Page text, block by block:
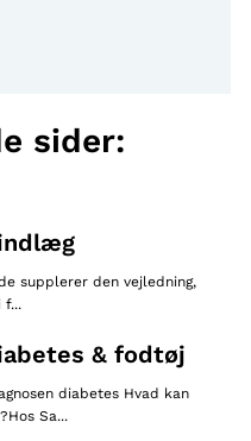
sider:
supplerer den vejledning,
f...
& fodtøj
diabetes Hvad kan
Sa...